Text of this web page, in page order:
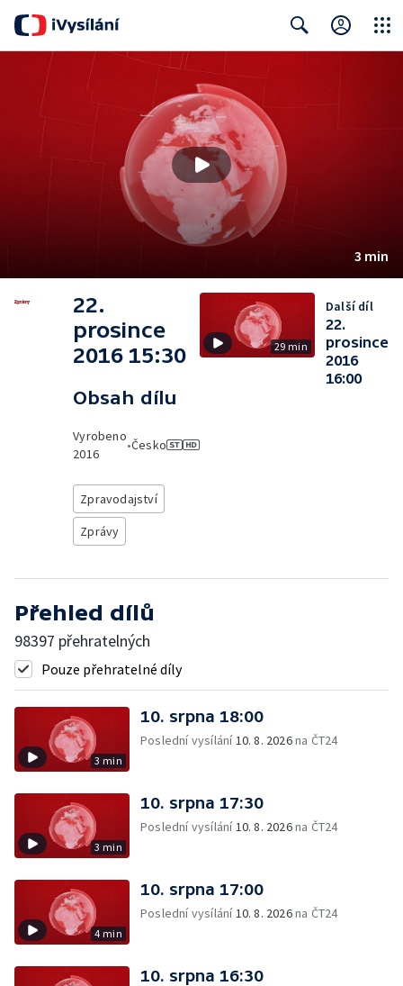
3 min
22.
prosince
2016 15:30
Obsah dílu
Vyrobeno
2016
•Česko
Zpravodajství
Zprávy
29 min
Další díl
22.
prosince
2016
16:00
Přehled dílů
98397 přehratelných
Pouze přehratelné díly
3 min
10. srpna 18:00
Poslední vysílání10. 8. 2026na ČT24
3 min
10. srpna 17:30
Poslední vysílání10. 8. 2026na ČT24
4 min
10. srpna 17:00
Poslední vysílání10. 8. 2026na ČT24
10. srpna 16:30